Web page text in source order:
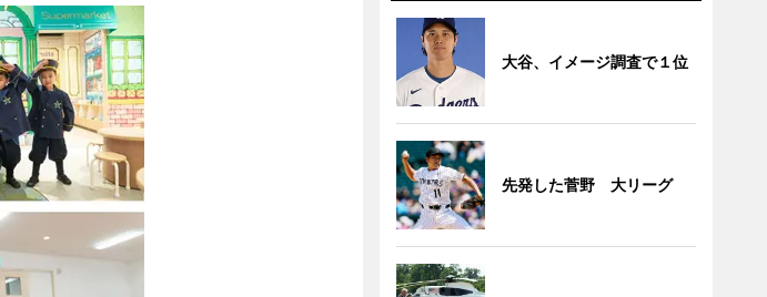
大谷、イメージ調査で１位
先発した菅野 大リーグ